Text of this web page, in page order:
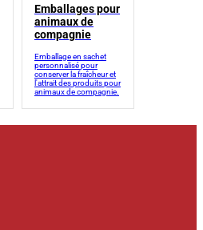
Emballages pour
animaux de
compagnie
Emballage en sachet
personnalisé pour
conserver la fraîcheur et
l'attrait des produits pour
animaux de compagnie.